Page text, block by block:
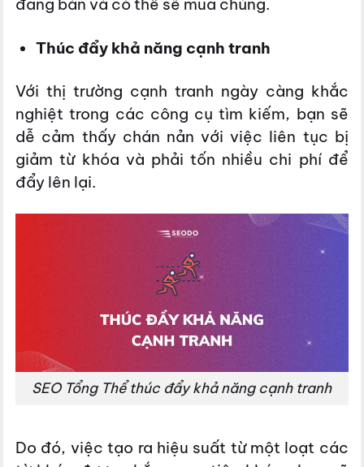
Thúc đẩy khả năng cạnh tranh
Với thị trường cạnh tranh ngày càng khắc
nghiệt trong các công cụ tìm kiếm, bạn sẽ
dễ cảm thấy chán nản với việc liên tục bị
giảm từ khóa và phải tốn nhiều chi phí để
đẩy lên lại.
SEO Tổng Thể thúc đẩy khả năng cạnh tranh
Do đó, việc tạo ra hiệu suất từ một loạt các